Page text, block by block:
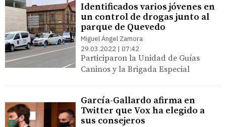
Identificados varios jóvenes en
un control de drogas junto al
parque de Quevedo
Miguel Ángel Zamora
29.03.2022 | 07:42
Participaron la Unidad de Guías
Caninos y la Brigada Especial
García-Gallardo afirma en
Twitter que Vox ha elegido a
sus consejeros